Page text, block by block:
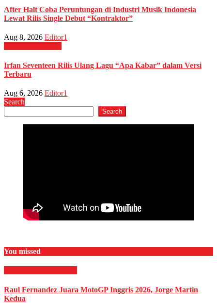
After Halt Coba Peruntungan di Industri Musik Indonesia
Lewat Rilis Single Debut “Kontraktor”
Aug 8, 2026 Editor1
Irfan Seventeen Rilis Ulang Lagu “Apa Kabar” dalam Versi
Terbaru
Aug 6, 2026 Editor1
Search
Search
You missed
Raul Fernandez Juara MotoGP Inggris 2026, Jorge Martin
Kedua